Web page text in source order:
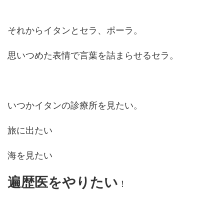
それからイタンとセラ、ポーラ。
思いつめた表情で言葉を詰まらせるセラ。
いつかイタンの診療所を見たい。
旅に出たい
海を見たい
遍歴医をやりたい ！